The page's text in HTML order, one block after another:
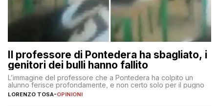
Il professore di Pontedera ha sbagliato, i
genitori dei bulli hanno fallito
L’immagine del professore che a Pontedera ha colpito un
alunno ferisce profondamente, e non certo solo per il pugno
LORENZO TOSA-OPINIONI